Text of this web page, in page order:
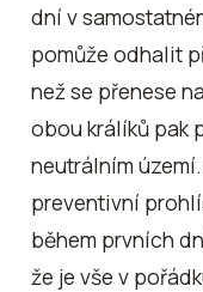
dní v
pomůže odhalit
než se přenese
obou králíků pak
neutrálním
preventivní
během prvních
že je vše v